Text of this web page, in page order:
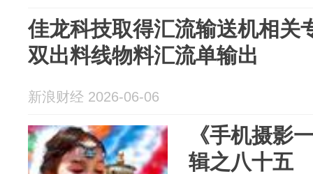
佳龙科技取得汇流输送机相关
双出料线物料汇流单输出
新浪财经 2026-06-06
《手机摄影
辑之八十五